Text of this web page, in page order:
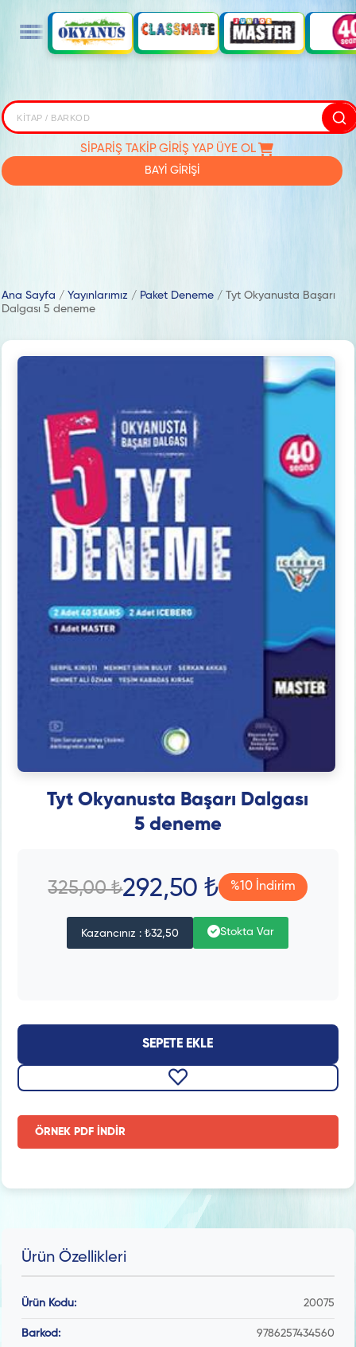
SİPARİŞ TAKİP GİRİŞ YAP ÜYE OL
BAYİ GİRİŞİ
Ana Sayfa / Yayınlarımız / Paket Deneme /Tyt Okyanusta Başarı
Dalgası 5 deneme
Tyt Okyanusta Başarı Dalgası
5 deneme
325,00 ₺292,50 ₺ %10 İndirim
Kazancınız : ₺32,50 Stokta Var
SEPETE EKLE
ÖRNEK PDF İNDİR
Ürün Özellikleri
Ürün Kodu: 20075
Barkod: 9786257434560